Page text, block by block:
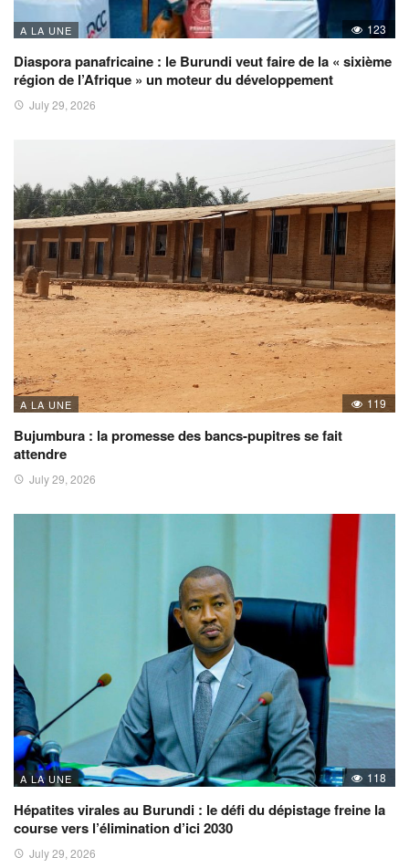
A LA UNE 123
Diaspora panafricaine : le Burundi veut faire de la « sixième
région de l’Afrique » un moteur du développement
July 29, 2026
A LA UNE 119
Bujumbura : la promesse des bancs-pupitres se fait
attendre
July 29, 2026
A LA UNE 118
Hépatites virales au Burundi : le défi du dépistage freine la
course vers l’élimination d’ici 2030
July 29, 2026